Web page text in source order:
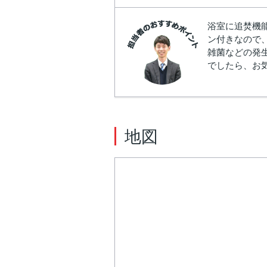
浴室に追焚機
ン付きなので
雑菌などの発
でしたら、お
地図